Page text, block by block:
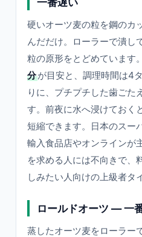
硬いオーツ麦の粒を鋼のカ
んだだけ。ローラーで潰し
粒の原形をとどめています。
分が目安と、調理時間は4
りに、プチプチした歯ごた
す。前夜に水へ浸けておく
短縮できます。日本のスー
輸入食品店やオンラインが
を求める人には不向きで、
しみたい人向けの上級者タ
ロールドオーツ ― 一
蒸したオーツ麦をローラー